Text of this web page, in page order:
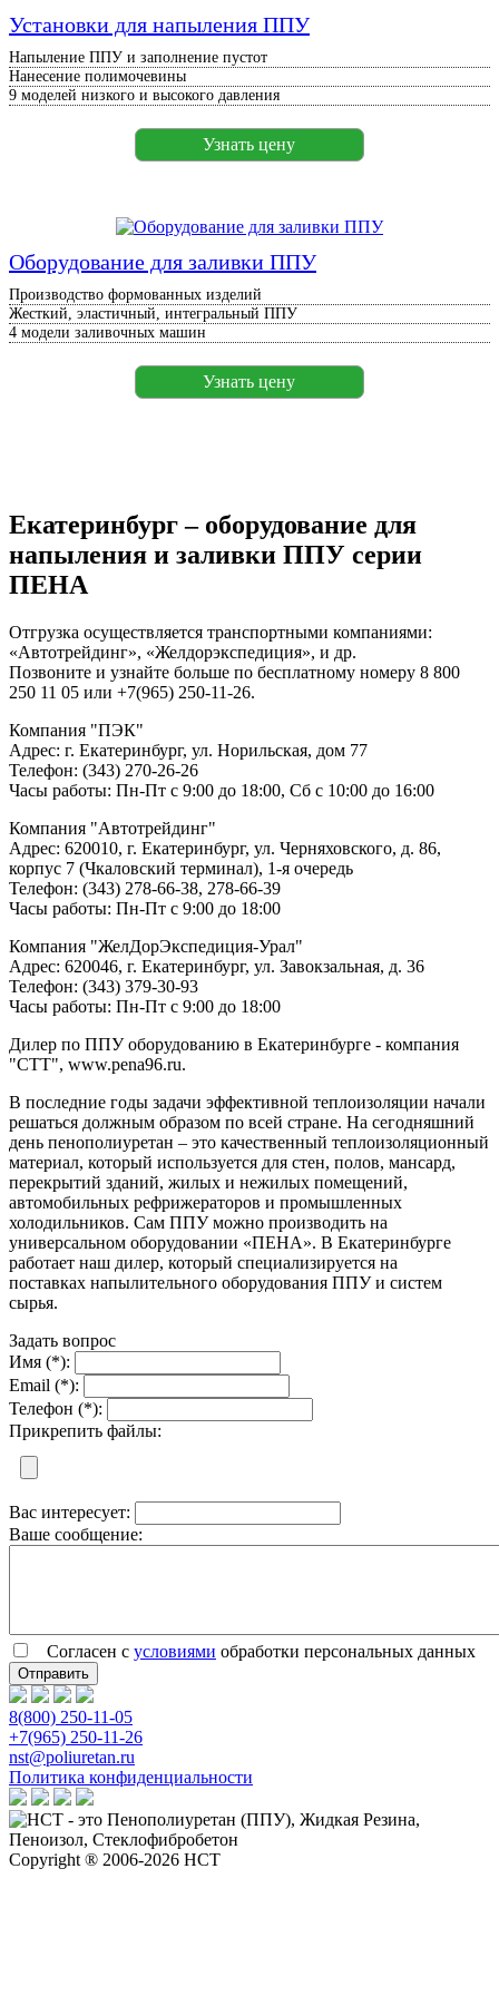
Установки для напыления ППУ
Напыление ППУ и заполнение пустот
Нанесение полимочевины
9 моделей низкого и высокого давления
Узнать цену
Оборудование для заливки ППУ
Производство формованных изделий
Жесткий, эластичный, интегральный ППУ
4 модели заливочных машин
Узнать цену
Екатеринбург – оборудование для
напыления и заливки ППУ серии
ПЕНА
Отгрузка осуществляется транспортными компаниями:
«Автотрейдинг», «Желдорэкспедиция», и др.
Позвоните и узнайте больше по бесплатному номеру 8 800
250 11 05 или +7(965) 250-11-26.
Компания "ПЭК"
Адрес: г. Екатеринбург, ул. Норильская, дом 77
Телефон: (343) 270-26-26
Часы работы: Пн-Пт с 9:00 до 18:00, Сб с 10:00 до 16:00
Компания "Автотрейдинг"
Адрес: 620010, г. Екатеринбург, ул. Черняховского, д. 86,
корпус 7 (Чкаловский терминал), 1-я очередь
Телефон: (343) 278-66-38, 278-66-39
Часы работы: Пн-Пт с 9:00 до 18:00
Компания "ЖелДорЭкспедиция-Урал"
Адрес: 620046, г. Екатеринбург, ул. Завокзальная, д. 36
Телефон: (343) 379-30-93
Часы работы: Пн-Пт с 9:00 до 18:00
Дилер по ППУ оборудованию в Екатеринбурге - компания
"СТТ", www.pena96.ru.
В последние годы задачи эффективной теплоизоляции начали
решаться должным образом по всей стране. На сегодняшний
день пенополиуретан – это качественный теплоизоляционный
материал, который используется для стен, полов, мансард,
перекрытий зданий, жилых и нежилых помещений,
автомобильных рефрижераторов и промышленных
холодильников. Сам ППУ можно производить на
универсальном оборудовании «ПЕНА». В Екатеринбурге
работает наш дилер, который специализируется на
поставках напылительного оборудования ППУ и систем
сырья.
Задать вопрос
Имя (*):
Email (*):
Телефон (*):
Прикрепить файлы:
Вас интересует:
Ваше сообщение:
Согласен с условиями обработки персональных данных
8(800) 250-11-05
+7(965) 250-11-26
nst@poliuretan.ru
Политика конфиденциальности
Copyright ® 2006-2026 НСТ